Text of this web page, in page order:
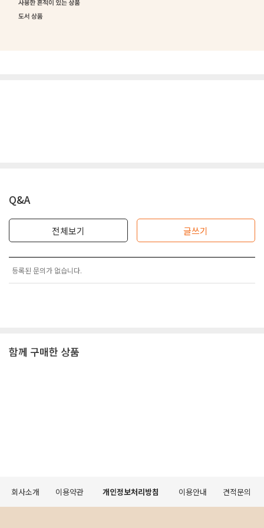
Q&A
전체보기 글쓰기
등록된 문의가 없습니다.
함께 구매한 상품
회사소개 이용약관 개인정보처리방침 이용안내 견적문의